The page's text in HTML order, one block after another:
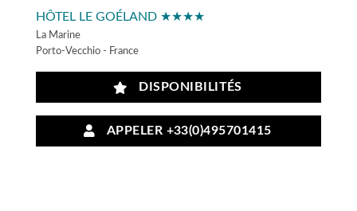
HÔTEL LE GOÉLAND ★★★★
La Marine
Porto-Vecchio - France
DISPONIBILITÉS
APPELER +33(0)495701415